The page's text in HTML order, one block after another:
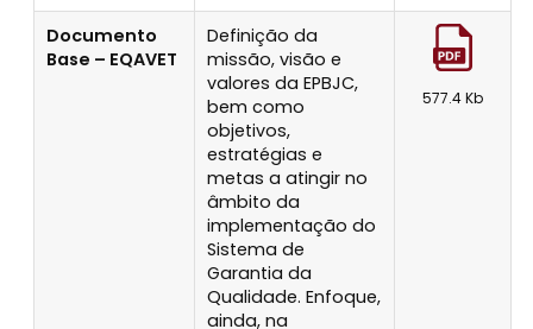
Documento
Base – EQAVET
Definição da
missão, visão e
valores da EPBJC,
bem como
objetivos,
estratégias e
metas a atingir no
âmbito da
implementação do
Sistema de
Garantia da
Qualidade. Enfoque,
ainda, na
577.4 Kb